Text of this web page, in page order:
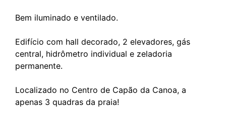
Bem iluminado e ventilado.
Edifício com hall decorado, 2 elevadores, gás
central, hidrômetro individual e zeladoria
permanente.
Localizado no Centro de Capão da Canoa, a
apenas 3 quadras da praia!